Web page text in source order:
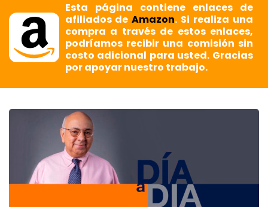
Esta página contiene enlaces de
afiliados deAmazon. Si realiza una
compra a través de estos enlaces,
podríamos recibir una comisión sin
costo adicional para usted. Gracias
por apoyar nuestro trabajo.